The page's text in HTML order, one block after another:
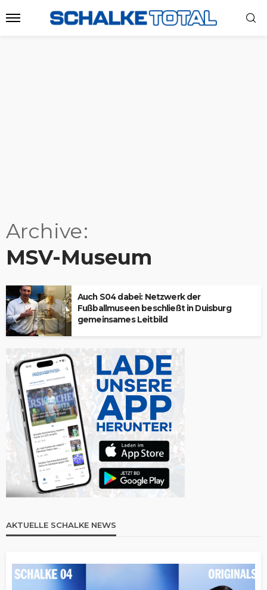
Archive
MSV-Museum
Auch S04 dabei: Netzwerk der
Fußballmuseen beschließt in Duisburg
gemeinsames Leitbild
AKTUELLE SCHALKE NEWS